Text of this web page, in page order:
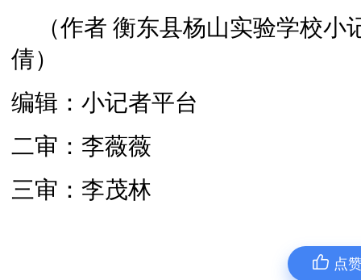
（作者 衡东县杨山实验学校
倩）
编辑：小记者平台
二审：李薇薇
三审：李茂林
点